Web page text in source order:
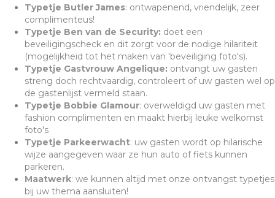
Typetje Butler James: ontwapenend, vriendelijk, zeer
complimenteus!
Typetje Ben van de Security: doet een
beveiligingscheck en dit zorgt voor de nodige hilariteit
(mogelijkheid tot het maken van 'beveiliging foto's).
Typetje Gastvrouw Angelique: ontvangt uw gasten
streng doch rechtvaardig, controleert of uw gasten wel op
de gastenlijst vermeld staan.
Typetje Bobbie Glamour: overweldigd uw gasten met
fashion complimenten en maakt hierbij leuke welkomst
foto's
Typetje Parkeerwacht: uw gasten wordt op hilarische
wijze aangegeven waar ze hun auto of fiets kunnen
parkeren.
Maatwerk: we kunnen altijd met onze ontvangst typetjes
bij uw thema aansluiten!